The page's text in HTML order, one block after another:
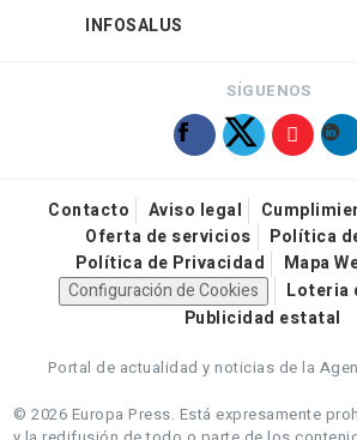
INFOSALUS
SÍGUENOS
Contacto Aviso legal
Oferta de servicios
Política
Política de Privacidad
Mapa
Configuración de Cookies
Loteria
Publicidad estatal
Portal de actualidad y noticias de la
© 2026 Europa Press. Está expresamente